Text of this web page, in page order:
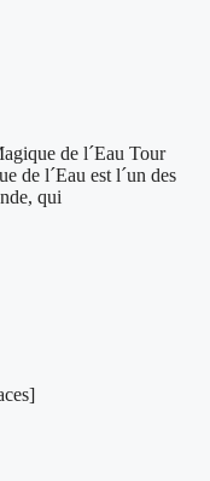
de l´Eau Tour
de l´Eau est l´un des
qui